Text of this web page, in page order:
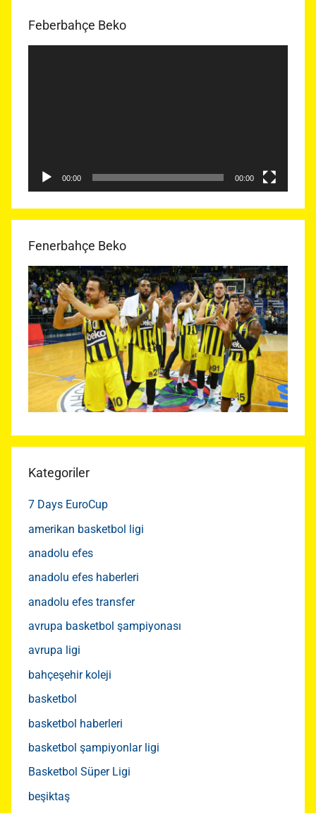
Feberbahçe Beko
00:00 00:00
Fenerbahçe Beko
Kategoriler
7 Days EuroCup
amerikan basketbol ligi
anadolu efes
anadolu efes haberleri
anadolu efes transfer
avrupa basketbol şampiyonası
avrupa ligi
bahçeşehir koleji
basketbol
basketbol haberleri
basketbol şampiyonlar ligi
Basketbol Süper Ligi
beşiktaş